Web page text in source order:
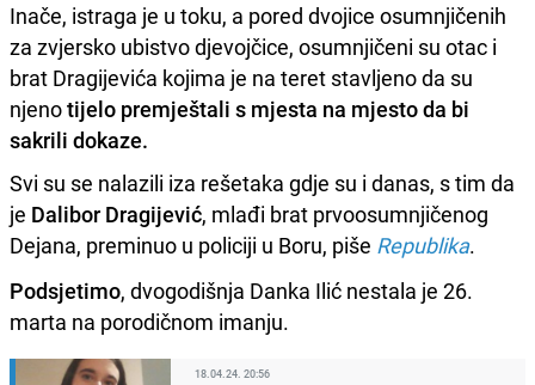
Inače, istraga je u toku, a pored dvojice osumnjičenih
za zvjersko ubistvo djevojčice, osumnjičeni su otac i
brat Dragijevića kojima je na teret stavljeno da su
njenotijelo premještali s mjesta na mjesto da bi
sakrili dokaze.
Svi su se nalazili iza rešetaka gdje su i danas, s tim da
je Dalibor Dragijević, mlađi brat prvoosumnjičenog
Dejana, preminuo u policiji u Boru, piše Republika.
Podsjetimo, dvogodišnja Danka Ilić nestala je 26.
marta na porodičnom imanju.
18.04.24. 20:56